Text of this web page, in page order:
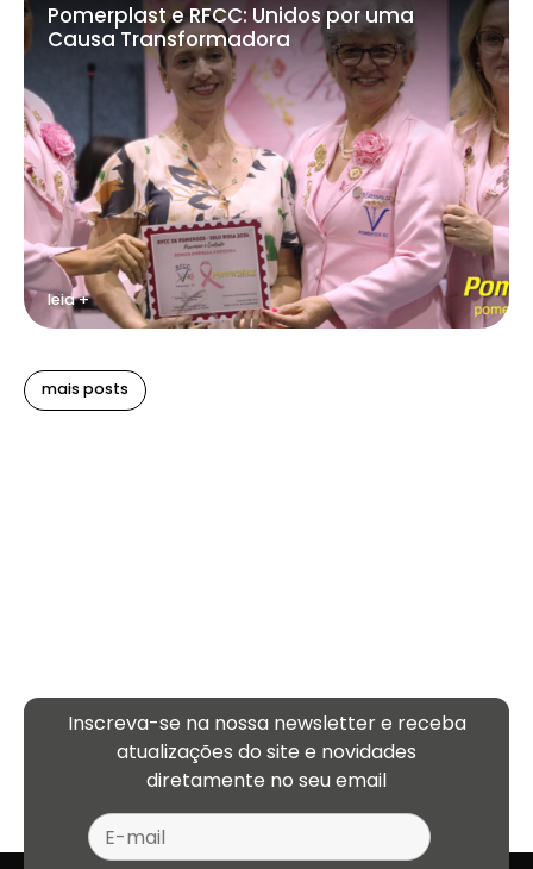
Pomerplast e RFCC: Unidos por uma
Causa Transformadora
leia +
mais posts
Inscreva-se na nossa newsletter e receba
atualizações do site e novidades
diretamente no seu email